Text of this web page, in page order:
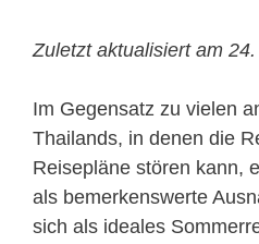
Zuletzt aktualisiert am
Im Gegensatz zu vielen
Thailands, in denen die
Reisepläne stören kann,
als bemerkenswerte
sich als ideales